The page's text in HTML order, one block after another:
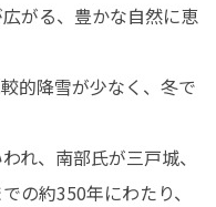
がる、豊かな自然に恵
的降雪が少なく、冬で
れ、南部氏が三戸城、
の約350年にわたり、